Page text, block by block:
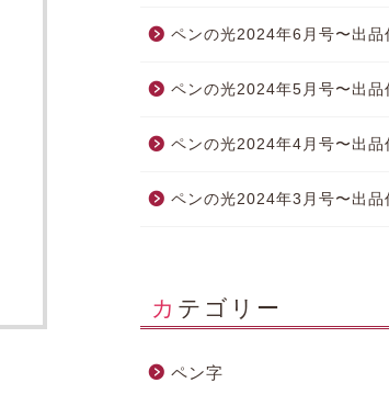
ペンの光2024年6月号〜出品
ペンの光2024年5月号〜出品
ペンの光2024年4月号〜出品
ペンの光2024年3月号〜出品
カテゴリー
ペン字